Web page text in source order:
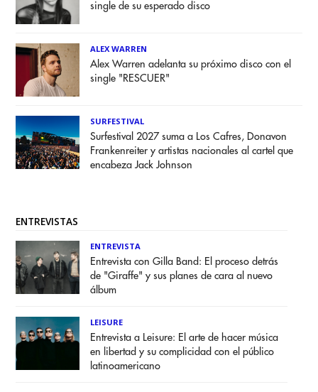
single de su esperado disco
ALEX WARREN
Alex Warren adelanta su próximo disco con el
single "RESCUER"
SURFESTIVAL
Surfestival 2027 suma a Los Cafres, Donavon
Frankenreiter y artistas nacionales al cartel que
encabeza Jack Johnson
ENTREVISTAS
ENTREVISTA
Entrevista con Gilla Band: El proceso detrás
de "Giraffe" y sus planes de cara al nuevo
álbum
LEISURE
Entrevista a Leisure: El arte de hacer música
en libertad y su complicidad con el público
latinoamericano